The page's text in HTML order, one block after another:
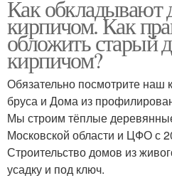
Как обкладывают
кирпичом. Как
обложить старый
кирпичом?
Обязательно посмотрите наш
бруса и Дома из
Мы строим тёплые
Московской области и ЦФО с
Строительство домов из
усадку и под ключ.